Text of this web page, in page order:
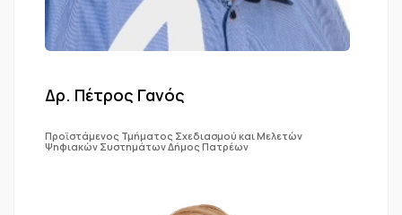
Δρ. Πέτρος Γανός
Προϊστάμενος Τμήματος Σχεδιασμού και Μελετών
Ψηφιακών Συστημάτων Δήμος Πατρέων